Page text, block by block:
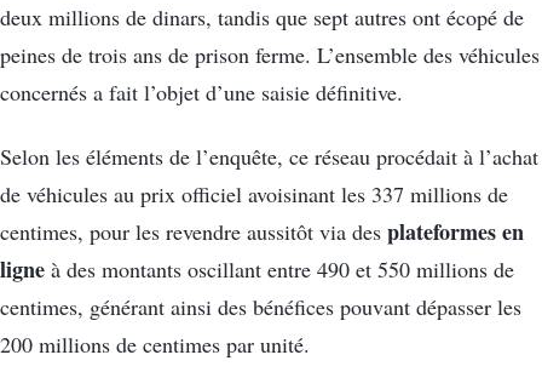
deux millions de dinars, tandis que sept autres ont écopé de
peines de trois ans de prison ferme. L’ensemble des véhicules
concernés a fait l’objet d’une saisie définitive.
Selon les éléments de l’enquête, ce réseau procédait à l’achat
de véhicules au prix officiel avoisinant les 337 millions de
centimes, pour les revendre aussitôt via des plateformes en
ligne à des montants oscillant entre 490 et 550 millions de
centimes, générant ainsi des bénéfices pouvant dépasser les
200 millions de centimes par unité.